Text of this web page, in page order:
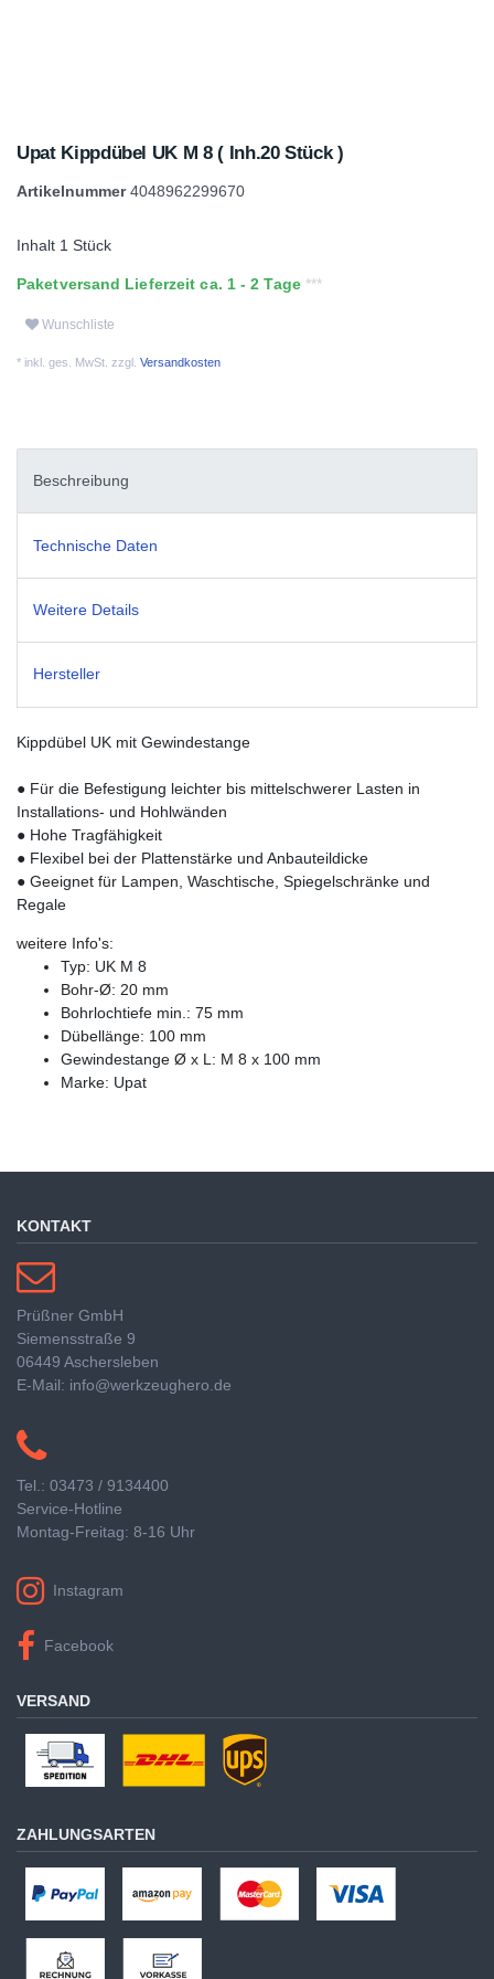
Upat Kippdübel UK M 8 ( Inh.20 Stück )
Artikelnummer4048962299670
Inhalt 1 Stück
Paketversand Lieferzeit ca. 1 - 2 Tage
Wunschliste
* inkl. ges. MwSt. zzgl. Versandkosten
Beschreibung
Technische Daten
Weitere Details
Hersteller
Kippdübel UK mit Gewindestange
● Für die Befestigung leichter bis mittelschwerer Lasten in
Installations- und Hohlwänden
● Hohe Tragfähigkeit
● Flexibel bei der Plattenstärke und Anbauteildicke
● Geeignet für Lampen, Waschtische, Spiegelschränke und
Regale
weitere Info's:
Typ: UK M 8
Bohr-Ø: 20 mm
Bohrlochtiefe min.: 75 mm
Dübellänge: 100 mm
Gewindestange Ø x L: M 8 x 100 mm
Marke: Upat
KONTAKT
Prüßner GmbH
Siemensstraße 9
06449 Aschersleben
E-Mail: info@werkzeughero.de
Tel.: 03473 / 9134400
Service-Hotline
Montag-Freitag: 8-16 Uhr
Instagram
Facebook
VERSAND
ZAHLUNGSARTEN